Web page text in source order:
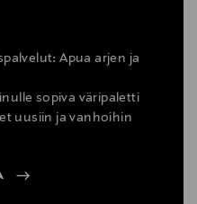
Apua arjen ja
sopiva väripaletti
uusiin ja vanhoihin